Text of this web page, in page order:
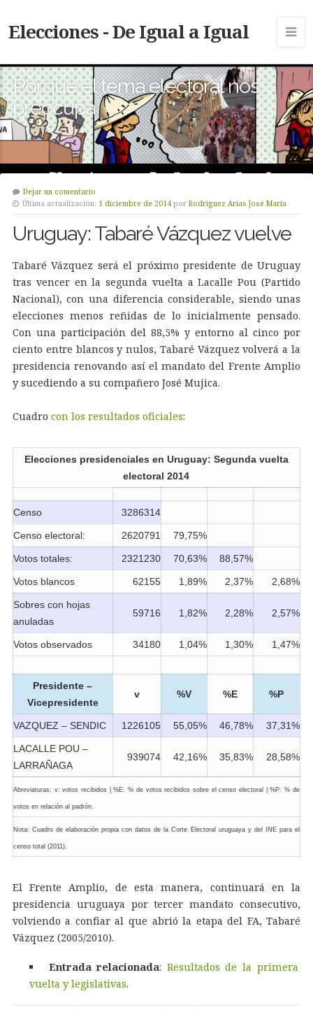
Elecciones - De Igual a Igual
Porque el tema electoral nos
preocupa
Dejar un comentario
Última actualización: 1 diciembre de 2014 por Rodríguez Arias José María
Uruguay: Tabaré Vázquez vuelve
Tabaré Vázquez será el próximo presidente de Uruguay
tras vencer en la segunda vuelta a Lacalle Pou (Partido
Nacional), con una diferencia considerable, siendo unas
elecciones menos reñidas de lo inicialmente pensado.
Con una participación del 88,5% y entorno al cinco por
ciento entre blancos y nulos, Tabaré Vázquez volverá a la
presidencia renovando así el mandato del Frente Amplio
y sucediendo a su compañero José Mujica.
Cuadro con los resultados oficiales:
Elecciones presidenciales en Uruguay: Segunda vuelta
electoral 2014
Censo 3286314
Censo electoral: 2620791 79,75%
Votos totales: 2321230 70,63% 88,57%
Votos blancos 62155 1,89% 2,37% 2,68%
Sobres con hojas
anuladas
59716 1,82% 2,28% 2,57%
Votos observados 34180 1,04% 1,30% 1,47%
Presidente –
Vicepresidente
v %V %E %P
VAZQUEZ – SENDIC 1226105 55,05% 46,78% 37,31%
LACALLE POU –
LARRAÑAGA
939074 42,16% 35,83% 28,58%
Abreviaturas: v: votos recibidos | %E: % de votos recibidos sobre el censo electoral | %P: % de
votos en relación al padrón.
Nota: Cuadro de elaboración propia con datos de la Corte Electoral uruguaya y del INE para el
censo total (2011).
El Frente Amplio, de esta manera, continuará en la
presidencia uruguaya por tercer mandato consecutivo,
volviendo a confiar al que abrió la etapa del FA, Tabaré
Vázquez (2005/2010).
Entrada relacionada: Resultados de la primera
vuelta y legislativas.